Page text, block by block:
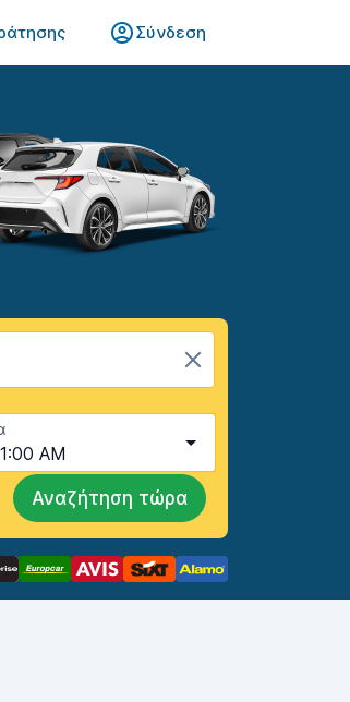
Σύνδεση
AM
Αναζήτηση τώρα